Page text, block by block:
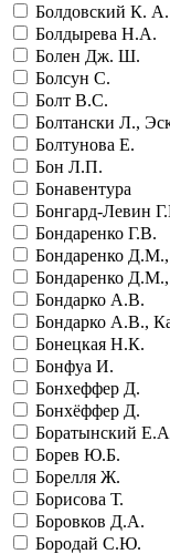
Болдовский К. А.
Болдырева Н.А.
Болен Дж. Ш.
Болсун С.
Болт В.С.
Болтански Л.,
Болтунова Е.
Бон Л.П.
Бонавентура
Бонгард-Левин
Бондаренко Г.В.
Бондаренко
Бондаренко
Бондарко А.В.
Бондарко А.В.,
Бонецкая Н.К.
Бонфуа И.
Бонхеффер Д.
Бонхёффер Д.
Боратынский
Борев Ю.Б.
Борелля Ж.
Борисова Т.
Боровков Д.А.
Бородай С.Ю.